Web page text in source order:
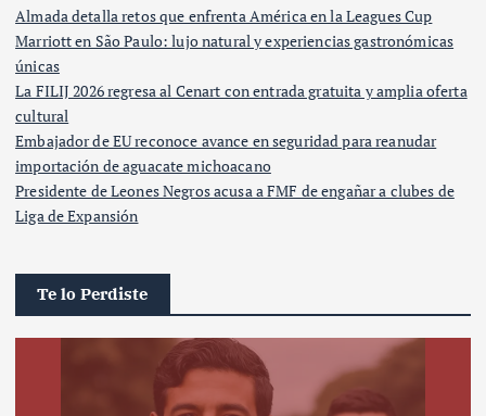
Almada detalla retos que enfrenta América en la Leagues Cup
Marriott en São Paulo: lujo natural y experiencias gastronómicas
únicas
La FILIJ 2026 regresa al Cenart con entrada gratuita y amplia oferta
cultural
Embajador de EU reconoce avance en seguridad para reanudar
importación de aguacate michoacano
Presidente de Leones Negros acusa a FMF de engañar a clubes de
Liga de Expansión
Te lo Perdiste